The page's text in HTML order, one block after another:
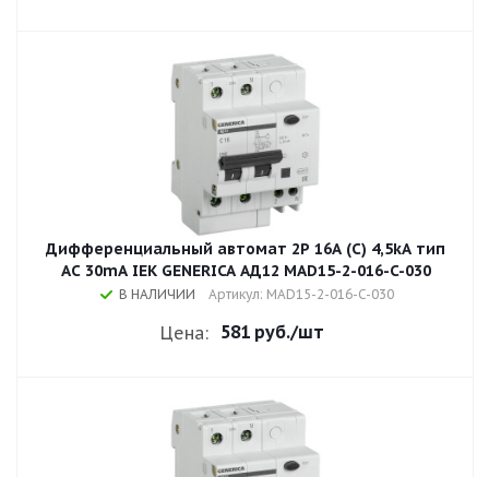
Дифференциальный автомат 2Р 16A (С) 4,5kA тип
AC 30mA IEK GENERICA АД12 MAD15-2-016-C-030
В НАЛИЧИИ Артикул: MAD15-2-016-C-030
Цена: 581 руб./шт